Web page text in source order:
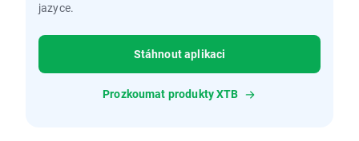
jazyce.
Stáhnout aplikaci
Prozkoumat produkty XTB